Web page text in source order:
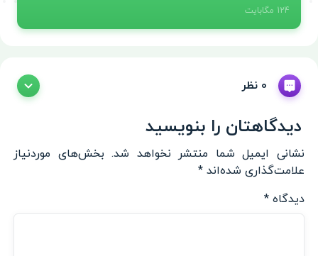
124 مگابایت
0 نظر
دیدگاهتان را بنویسید
نشانی ایمیل شما منتشر نخواهد شد. بخش‌های موردنیاز
علامت‌گذاری شده‌اند *
دیدگاه *